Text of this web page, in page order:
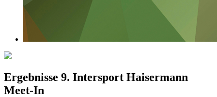
Ergebnisse 9. Intersport Haisermann
Meet-In